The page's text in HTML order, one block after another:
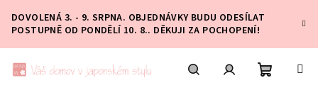
obsah
DOVOLENÁ 3. - 9. SRPNA. OBJEDNÁVKY BUDU ODESÍLAT
POSTUPNĚ OD PONDĚLÍ 10. 8.. DĚKUJI ZA POCHOPENÍ!